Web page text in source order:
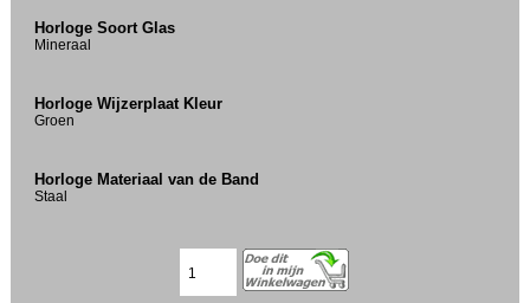
Horloge Soort Glas
Mineraal
Horloge Wijzerplaat Kleur
Groen
Horloge Materiaal van de Band
Staal